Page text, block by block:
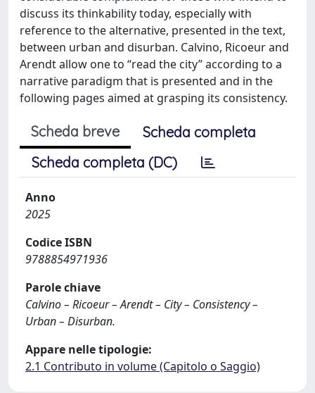
discuss its thinkability today, especially with
reference to the alternative, presented in the text,
between urban and disurban. Calvino, Ricoeur and
Arendt allow one to “read the city” according to a
narrative paradigm that is presented and in the
following pages aimed at grasping its consistency.
Scheda breve
Scheda completa
Scheda completa (DC)
Anno
2025
Codice ISBN
9788854971936
Parole chiave
Calvino – Ricoeur – Arendt – City – Consistency –
Urban – Disurban.
Appare nelle tipologie:
2.1 Contributo in volume (Capitolo o Saggio)